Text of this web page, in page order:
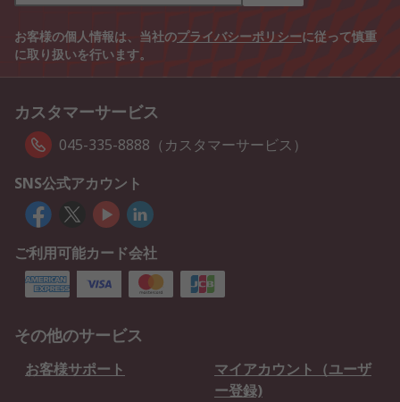
お客様の個人情報は、当社のプライバシーポリシーに従って慎重
に取り扱いを行います。
カスタマーサービス
045-335-8888（カスタマーサービス）
SNS公式アカウント
ご利用可能カード会社
その他のサービス
お客様サポート
マイアカウント（ユーザ
ー登録)